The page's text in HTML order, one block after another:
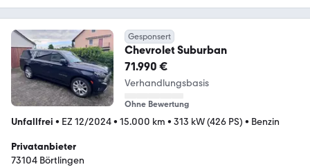
Gesponsert
Chevrolet Suburban
71.990 €
Verhandlungsbasis
Ohne Bewertung
Unfallfrei • EZ 12/2024• 15.000 km • 313 kW (426 PS) • Benzin
Privatanbieter
73104 Börtlingen